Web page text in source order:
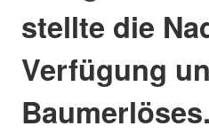
stellte die
Verfügung
Baumerlöses.